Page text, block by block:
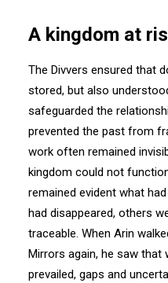
A kingdom at
The Divvers ensured that
stored, but also
safeguarded the
prevented the past from
work often remained
kingdom could not
remained evident what
had disappeared, others
traceable. When Arin
Mirrors again, he saw that
prevailed, gaps and